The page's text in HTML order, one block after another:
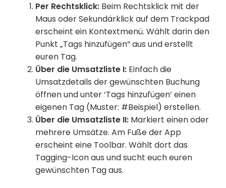
Per Rechtsklick: Beim Rechtsklick mit der
Maus oder Sekundärklick auf dem Trackpad
erscheint ein Kontextmenü. Wählt darin den
Punkt „Tags hinzufügen“ aus und erstellt
euren Tag.
Über die Umsatzliste I: Einfach die
Umsatzdetails der gewünschten Buchung
öffnen und unter ‘Tags hinzufügen’ einen
eigenen Tag (Muster: #Beispiel) erstellen.
Über die Umsatzliste II: Markiert einen oder
mehrere Umsätze. Am Fuße der App
erscheint eine Toolbar. Wählt dort das
Tagging-Icon aus und sucht euch euren
gewünschten Tag aus.